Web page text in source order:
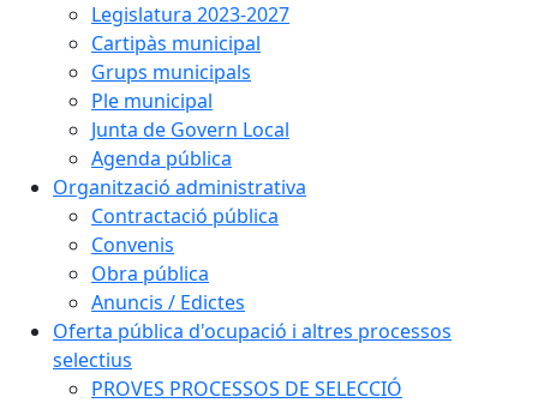
Legislatura 2023-2027
Cartipàs municipal
Grups municipals
Ple municipal
Junta de Govern Local
Agenda pública
Organització administrativa
Contractació pública
Convenis
Obra pública
Anuncis / Edictes
Oferta pública d'ocupació i altres processos
selectius
PROVES PROCESSOS DE SELECCIÓ